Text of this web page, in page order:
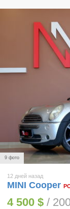
9 фото
12 дней назад
MINI Cooper
4 500 $ /